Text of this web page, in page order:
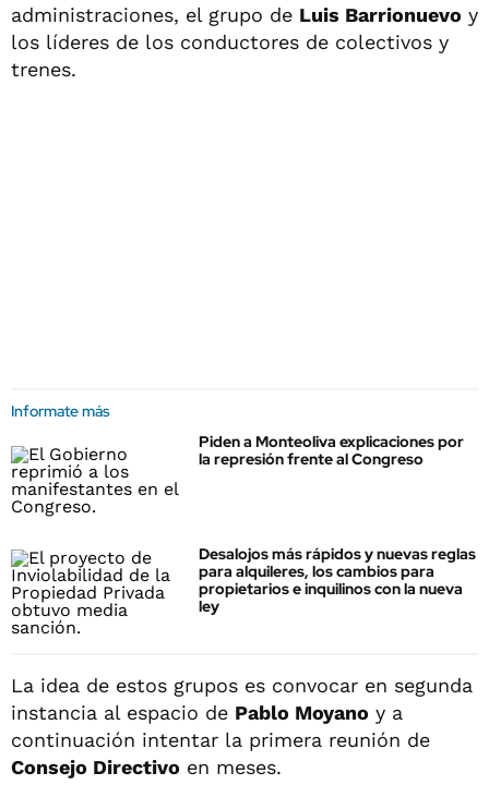
administraciones, el grupo de Luis Barrionuevo y
los líderes de los conductores de colectivos y
trenes.
Informate más
Piden a Monteoliva explicaciones por
la represión frente al Congreso
Desalojos más rápidos y nuevas reglas
para alquileres, los cambios para
propietarios e inquilinos con la nueva
ley
La idea de estos grupos es convocar en segunda
instancia al espacio de Pablo Moyano y a
continuación intentar la primera reunión de
Consejo Directivo en meses.